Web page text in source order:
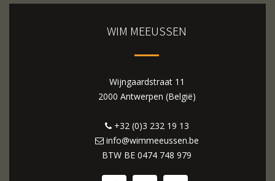
WIM MEEUSSEN
Wijngaardstraat 11
2000 Antwerpen (België)
+32 (0)3 232 19 13
info@wimmeeussen.be
BTW BE 0474 748 979